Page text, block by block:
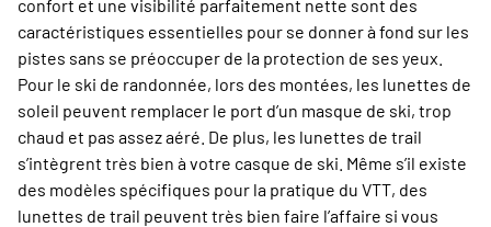
confort et une visibilité parfaitement nette sont des
caractéristiques essentielles pour se donner à fond sur les
pistes sans se préoccuper de la protection de ses yeux.
Pour le ski de randonnée, lors des montées, les lunettes de
soleil peuvent remplacer le port d’un masque de ski, trop
chaud et pas assez aéré. De plus, les lunettes de trail
s’intègrent très bien à votre casque de ski. Même s’il existe
des modèles spécifiques pour la pratique du VTT, des
lunettes de trail peuvent très bien faire l’affaire si vous